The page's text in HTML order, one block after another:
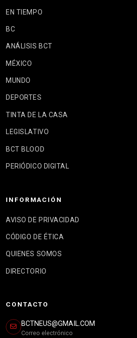
EN TIEMPO
BC
ANÁLISIS BCT
MÉXICO
MUNDO
DEPORTES
TINTA DE LA CASA
LEGISLATIVO
BCT BLOOD
PERIÓDICO DIGITAL
INFORMACIÓN
AVISO DE PRIVACIDAD
CÓDIGO DE ÉTICA
QUIENES SOMOS
DIRECTORIO
CONTACTO
BCTNEUS@GMAIL.COM
Correo electrónico